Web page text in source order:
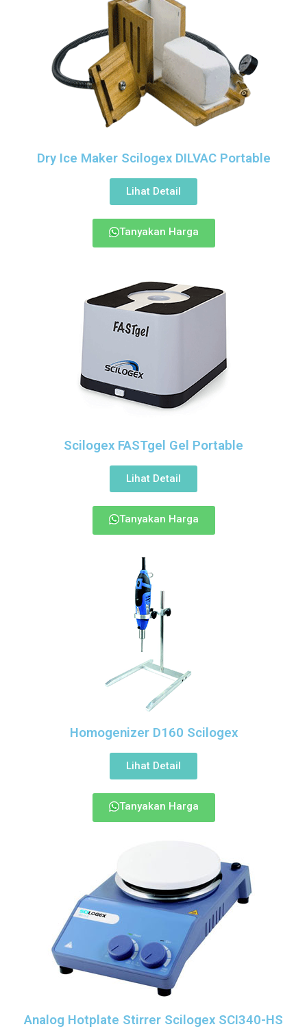
Dry Ice Maker Scilogex DILVAC Portable
Lihat Detail
Tanyakan Harga
Scilogex FASTgel Gel Portable
Lihat Detail
Tanyakan Harga
Homogenizer D160 Scilogex
Lihat Detail
Tanyakan Harga
Analog Hotplate Stirrer Scilogex SCI340-HS